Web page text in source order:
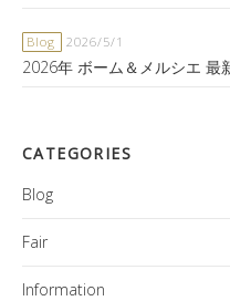
Blog 2026/5/1
2026年 ボーム＆メルシエ 最
CATEGORIES
Blog
Fair
Information